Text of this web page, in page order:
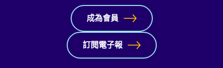
成為會員
訂閱電子報